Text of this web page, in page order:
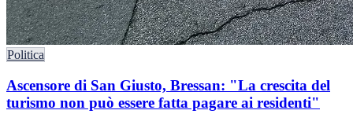
Politica
Ascensore di San Giusto, Bressan: "La crescita del
turismo non può essere fatta pagare ai residenti"